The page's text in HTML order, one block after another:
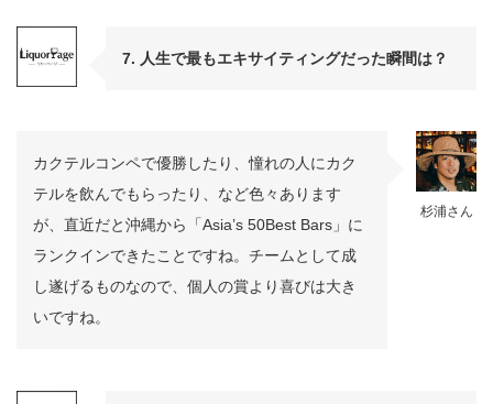
7. 人生で最もエキサイティングだった瞬間は？
杉浦さん
カクテルコンペで優勝したり、憧れの人にカク
テルを飲んでもらったり、など色々あります
が、直近だと沖縄から「Asia’s 50Best Bars」に
ランクインできたことですね。チームとして成
し遂げるものなので、個人の賞より喜びは大き
いですね。